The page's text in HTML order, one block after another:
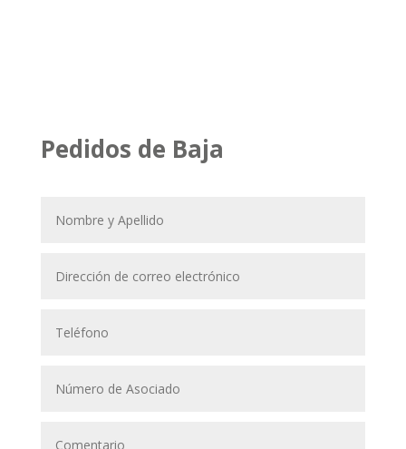
Pedidos de Baja